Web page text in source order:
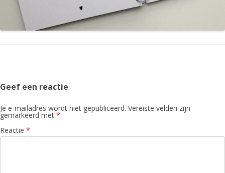
Geef een reactie
Je e-mailadres wordt niet gepubliceerd. Vereiste velden zijn
gemarkeerd met *
Reactie *